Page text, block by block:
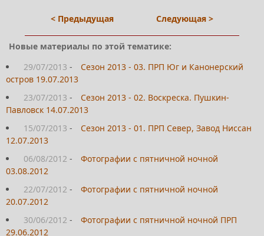
< Предыдущая Следующая >
Новые материалы по этой тематике:
29/07/2013 -
Сезон 2013 - 03. ПРП Юг и Канонерский
остров 19.07.2013
23/07/2013 -
Сезон 2013 - 02. Воскреска. Пушкин-
Павловск 14.07.2013
15/07/2013 -
Сезон 2013 - 01. ПРП Север, Завод Ниссан
12.07.2013
06/08/2012 -
Фотографии с пятничной ночной
03.08.2012
22/07/2012 -
Фотографии с пятничной ночной
20.07.2012
30/06/2012 -
Фотографии с пятничной ночной ПРП
29.06.2012